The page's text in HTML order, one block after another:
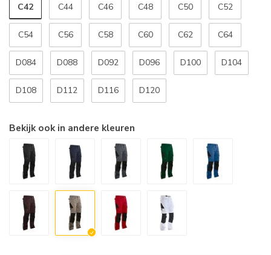
C42 C44 C46 C48 C50 C52
C54 C56 C58 C60 C62 C64
D084 D088 D092 D096 D100 D104
D108 D112 D116 D120
Bekijk ook in andere kleuren